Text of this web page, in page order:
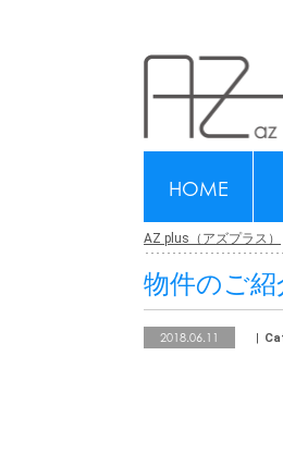
HOME
AZ plus（アズプラス）
物件のご紹
2018.06.11